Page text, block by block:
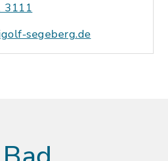
3111
segeberg.de